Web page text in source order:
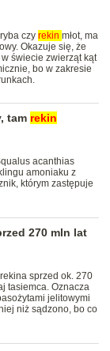
czy rekin młot, ma
Okazuje się, że
świecie zwierząt kąt
bo w zakresie
tam rekin
acanthias
amoniaku z
którym zastępuje
270 mln lat
sprzed ok. 270
tasiemca. Oznacza
jelitowymi
niż sądzono, bo co